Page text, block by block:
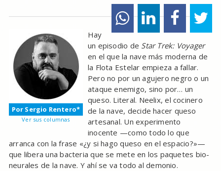
Por Sergio Rentero*
Ver sus columnas
Hay
un episodio de Star Trek: Voyager
en el que la nave más moderna de
la Flota Estelar empieza a fallar.
Pero no por un agujero negro o un
ataque enemigo, sino por… un
queso. Literal. Neelix, el cocinero
de la nave, decide hacer queso
artesanal. Un experimento
inocente —como todo lo que
arranca con la frase «¿y si hago queso en el espacio?»—
que libera una bacteria que se mete en los paquetes bio-
neurales de la nave. Y ahí se va todo al demonio.